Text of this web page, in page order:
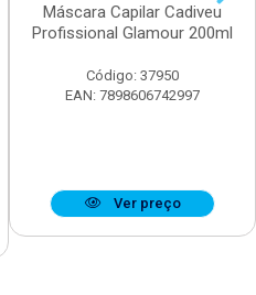
Máscara Capilar Cadiveu
Profissional Glamour 200ml
Código: 37950
EAN: 7898606742997
Ver preço